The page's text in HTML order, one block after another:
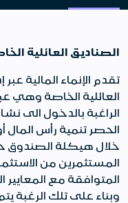
الصناديق العائلية
تقدم الإنماء المالية
العائلية الخاصة وهي
الراغبة بالدخول الى
الحصر تنمية رأس
خلال هيكلة الصندوق
المستثمرين من
المتوافقة مع المعايير
وبناء على تلك الرغبة